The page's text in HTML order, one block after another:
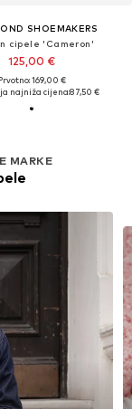
SHOEMAKERS
cipele 'Cameron'
125,00 €
Prvotno: 169,00 €
najniža cijena:87,50 €
MARKE